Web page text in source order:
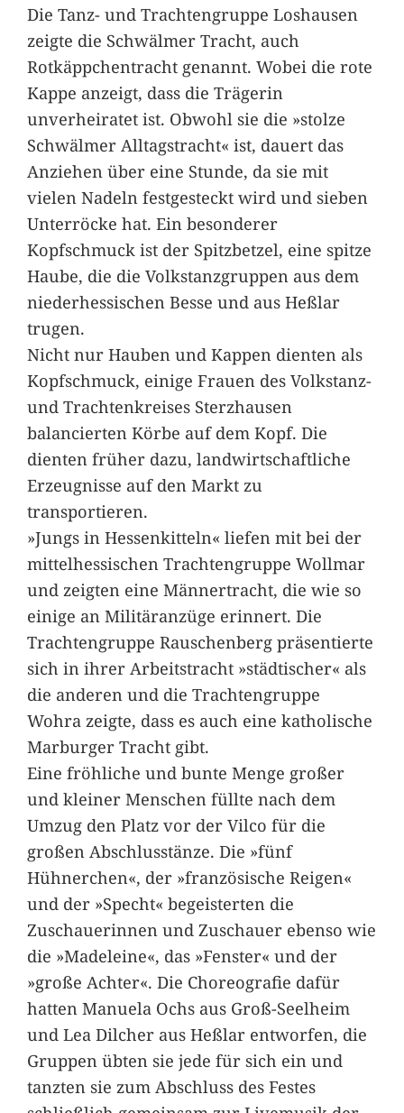
Die Tanz- und Trachtengruppe Loshausen
zeigte die Schwälmer Tracht, auch
Rotkäppchentracht genannt. Wobei die rote
Kappe anzeigt, dass die Trägerin
unverheiratet ist. Obwohl sie die »stolze
Schwälmer Alltagstracht« ist, dauert das
Anziehen über eine Stunde, da sie mit
vielen Nadeln festgesteckt wird und sieben
Unterröcke hat. Ein besonderer
Kopfschmuck ist der Spitzbetzel, eine spitze
Haube, die die Volkstanzgruppen aus dem
niederhessischen Besse und aus Heßlar
trugen.
Nicht nur Hauben und Kappen dienten als
Kopfschmuck, einige Frauen des Volkstanz-
und Trachtenkreises Sterzhausen
balancierten Körbe auf dem Kopf. Die
dienten früher dazu, landwirtschaftliche
Erzeugnisse auf den Markt zu
transportieren.
»Jungs in Hessenkitteln« liefen mit bei der
mittelhessischen Trachtengruppe Wollmar
und zeigten eine Männertracht, die wie so
einige an Militäranzüge erinnert. Die
Trachtengruppe Rauschenberg präsentierte
sich in ihrer Arbeitstracht »städtischer« als
die anderen und die Trachtengruppe
Wohra zeigte, dass es auch eine katholische
Marburger Tracht gibt.
Eine fröhliche und bunte Menge großer
und kleiner Menschen füllte nach dem
Umzug den Platz vor der Vilco für die
großen Abschlusstänze. Die »fünf
Hühnerchen«, der »französische Reigen«
und der »Specht« begeisterten die
Zuschauerinnen und Zuschauer ebenso wie
die »Madeleine«, das »Fenster« und der
»große Achter«. Die Choreografie dafür
hatten Manuela Ochs aus Groß-Seelheim
und Lea Dilcher aus Heßlar entworfen, die
Gruppen übten sie jede für sich ein und
tanzten sie zum Abschluss des Festes